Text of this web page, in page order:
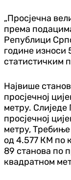
„Просјечна
према
Републици
године износи
статистичким
Највише
просјечној
метру.
просјечној
метру, Требиње
од 4.577 КМ по
89 станова по
квадратном